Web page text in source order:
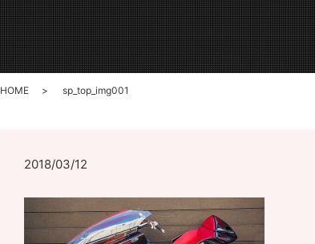
HOME sp_top_img001
2018/03/12